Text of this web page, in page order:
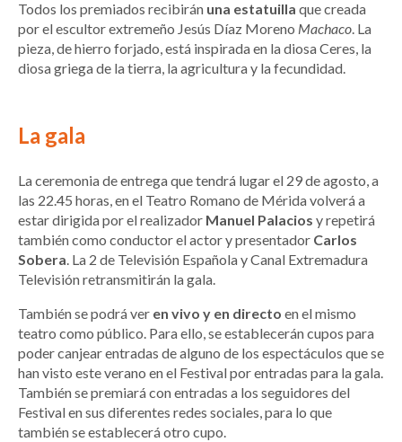
Todos los premiados recibirán una estatuilla que creada
por el escultor extremeño Jesús Díaz Moreno Machaco. La
pieza, de hierro forjado, está inspirada en la diosa Ceres, la
diosa griega de la tierra, la agricultura y la fecundidad.
La gala
La ceremonia de entrega que tendrá lugar el 29 de agosto, a
las 22.45 horas, en el Teatro Romano de Mérida volverá a
estar dirigida por el realizador Manuel Palacios y repetirá
también como conductor el actor y presentador Carlos
Sobera. La 2 de Televisión Española y Canal Extremadura
Televisión retransmitirán la gala.
También se podrá ver en vivo y en directo en el mismo
teatro como público. Para ello, se establecerán cupos para
poder canjear entradas de alguno de los espectáculos que se
han visto este verano en el Festival por entradas para la gala.
También se premiará con entradas a los seguidores del
Festival en sus diferentes redes sociales, para lo que
también se establecerá otro cupo.